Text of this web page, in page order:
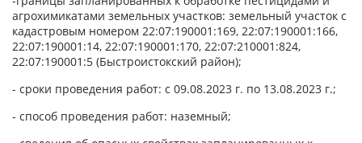
агрохимикатами земельных участков: земельный участок с
кадастровым номером 22:07:190001:169, 22:07:190001:166,
22:07:190001:14, 22:07:190001:170, 22:07:210001:824,
22:07:190001:5 (Быстроистокский район);
- сроки проведения работ: с 09.08.2023 г. по 13.08.2023 г.;
- способ проведения работ: наземный;